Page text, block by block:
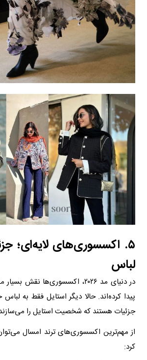
۵. اکسسوری‌های لایه‌ای؛
لباس
در دنیای مد ۲۰۲۶، اکسسوری‌ها
پیدا کرده‌اند. حالا دیگر استایل فقط به
جزئیات هستند که شخصیت استایل را
از مهم‌ترین اکسسوری‌های ترند امسال
کرد: